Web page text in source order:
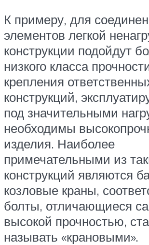
К примеру, для
элементов легкой
конструкции подойдут
низкого класса
крепления
конструкций,
под значительными
необходимы
изделия. Наиболее
примечательными из
конструкций являются
козловые краны,
болты, отличающиеся
высокой прочностью,
называть «крановыми».